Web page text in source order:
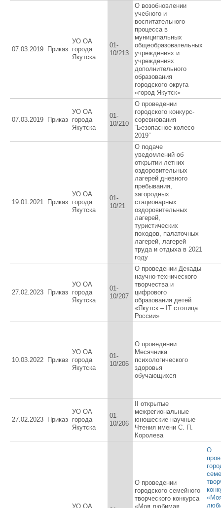
07.03.2019 Приказ
УО ОА
города
Якутска
01-
10/213
О возобновлении
учебного и
воспитательного
процесса в
муниципальных
общеобразовательных
учреждениях и
учреждениях
дополнительного
образования
городского округа
«город Якутск»
07.03.2019 Приказ
УО ОА
города
Якутска
01-
10/210
О проведении
городского конкурс-
соревнования
“Безопасное колесо -
2019”
19.01.2021 Приказ
УО ОА
города
Якутска
01-
10/21
О подаче
уведомлений об
открытии летних
оздоровительных
лагерей дневного
пребывания,
загородных
стационарных
оздоровительных
лагерей,
туристических
походов, палаточных
лагерей, лагерей
труда и отдыха в 2021
году
27.02.2023 Приказ
УО ОА
города
Якутска
01-
10/207
О проведении Декады
научно-технического
творчества и
цифрового
образования детей
«Якутск – IT столица
России»
10.03.2022 Приказ
УО ОА
города
Якутска
01-
10/206
О проведении
Месячника
психологического
здоровья
обучающихся
27.02.2023 Приказ
УО ОА
города
Якутска
01-
10/206
II открытые
межрегиональные
юношеские научные
Чтения имени С. П.
Королева
УО ОА
О проведении
городского семейного
творческого конкурса
«Моя любимая
О